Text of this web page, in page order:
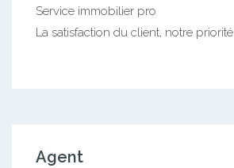
Service immobilier pro
La satisfaction du client, notre priorité
Agent